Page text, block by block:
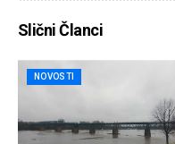
Slični Članci
NOVOSTI